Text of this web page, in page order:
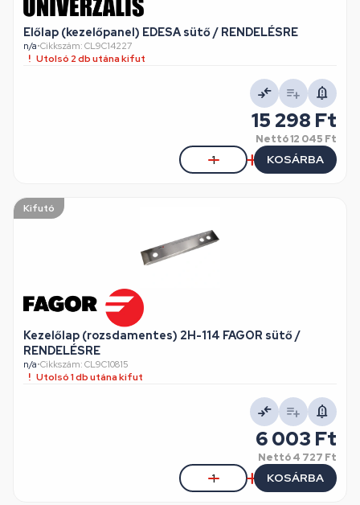
Előlap (kezelőpanel) EDESA sütő / RENDELÉSRE
n/a•Cikkszám: CL9C14227
Utolsó 2 db utána kifut
15 298 Ft
Nettó12 045 Ft
KOSÁRBA
Kifutó
Kezelőlap (rozsdamentes) 2H-114 FAGOR sütő /
RENDELÉSRE
n/a•Cikkszám: CL9C10815
Utolsó 1 db utána kifut
6 003 Ft
Nettó4 727 Ft
KOSÁRBA